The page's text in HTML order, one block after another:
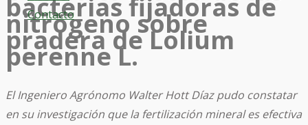
Contacto
bacterias fijadoras de
nitrógeno sobre
pradera de Lolium
perenne L.
El Ingeniero Agrónomo Walter Hott Díaz pudo constatar
en su investigación que la fertilización mineral es efectiva